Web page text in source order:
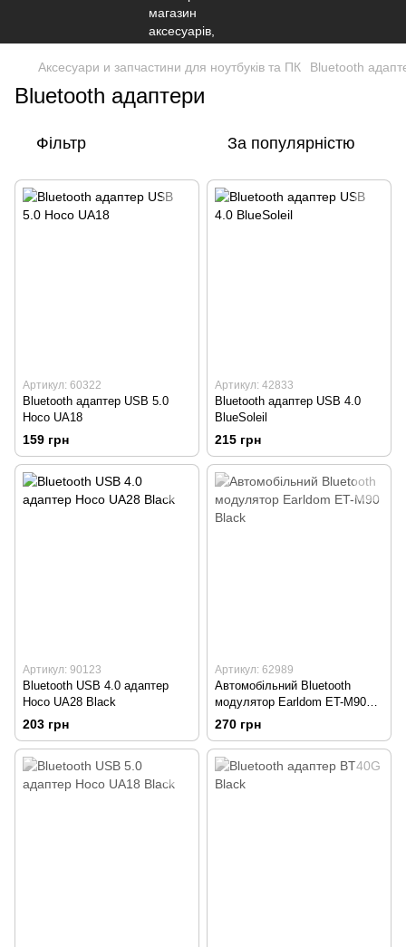
Аксесуари и запчастини для ноутбуків та ПК Bluetooth
Bluetooth адаптери
Фільтр За популярністю
Артикул: 60322
Bluetooth адаптер USB 5.0
Hoco UA18
159 грн
Артикул: 42833
Bluetooth адаптер USB 4.0
BlueSoleil
215 грн
Артикул: 90123
Bluetooth USB 4.0 адаптер
Hoco UA28 Black
203 грн
Артикул: 62989
Автомобільний Bluetooth
модулятор Earldom ET-M90
Black
270 грн